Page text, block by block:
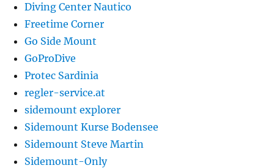
Diving Center Nautico
Freetime Corner
Go Side Mount
GoProDive
Protec Sardinia
regler-service.at
sidemount explorer
Sidemount Kurse Bodensee
Sidemount Steve Martin
Sidemount-Only